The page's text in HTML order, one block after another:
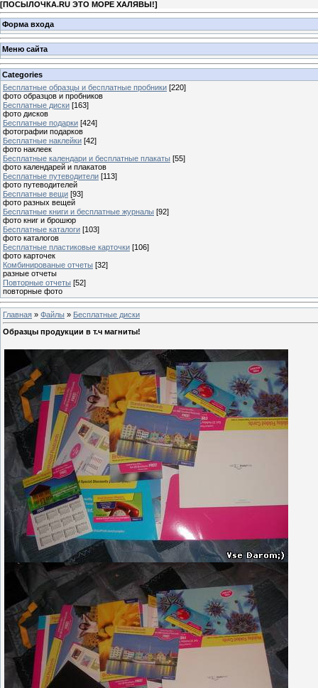
[ПОСЫЛОЧКА.RU ЭТО МОРЕ ХАЛЯВЫ!]
Форма входа
Меню сайта
Categories
Бесплатные образцы и бесплатные пробники [220]
фото образцов и пробников
Бесплатные диски [163]
фото дисков
Бесплатные подарки [424]
фотографии подарков
Бесплатные наклейки [42]
фото наклеек
Бесплатные календари и бесплатные плакаты [55]
фото календарей и плакатов
Бесплатные путеводители [113]
фото путеводителей
Бесплатные вещи [93]
фото разных вещей
Бесплатные книги и бесплатные журналы [92]
фото книг и брошюр
Бесплатные каталоги [103]
фото каталогов
Бесплатные пластиковые карточки [106]
фото карточек
Комбинированые отчеты [32]
разные отчеты
Повторные отчеты [52]
повторные фото
Главная » Файлы » Бесплатные диски
Образцы продукции в т.ч магниты!